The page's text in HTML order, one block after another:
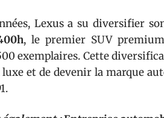
Lexus a su diversifier
, le premier SUV
exemplaires. Cette
et de devenir la marque